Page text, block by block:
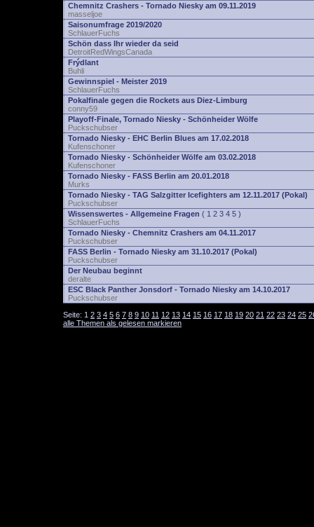
Chemnitz Crashers - Tornado Niesky am 09.11.2019
masseljoe
Saisonumfrage 2019/2020
SchlauerFuchs
Schön dass Ihr wieder da seid
DetroitRedWingsCanada
Frýdlant
Buhli
Gewinnspiel - Meister 2019
SchlauerFuchs
Pokalfinale gegen die Rockets aus Diez-Limburg
conny59
Playoff-Finale, Tornado Niesky - Schönheider Wölfe
Puckschubser
Tornado Niesky - EHC Berlin Blues am 17.02.2018
Kufenschoner
Tornado Niesky - Schönheider Wölfe am 03.02.2018
Kufenschoner
Tornado Niesky - FASS Berlin am 20.01.2018
Murks
Tornado Niesky - TAG Salzgitter Icefighters am 12.11.2017 (Pokal)
Puckschubser
Wissenswertes - Allgemeine Fragen ( 1 2 3 4 5 )
SchlauerFuchs
Tornado Niesky - Chemnitz Crashers am 04.11.2017
Puckschubser
FASS Berlin - Tornado Niesky am 31.10.2017 (Pokal)
Puckschubser
Der Neubau beginnt
deralte
ESC Black Panther Jonsdorf - Tornado Niesky am 14.10.2017
Puckschubser
Seite: 1 2 3 4 5 6 7 8 9 10 11 12 13 14 15 16 17 18 19 20 21 22 23 24 25
alle Themen als gelesen markieren